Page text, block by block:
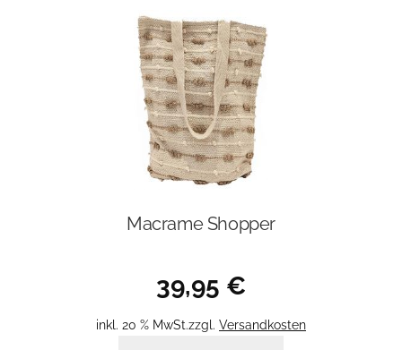
Macrame Shopper
39,95 €
inkl. 20 % MwSt.zzgl. Versandkosten